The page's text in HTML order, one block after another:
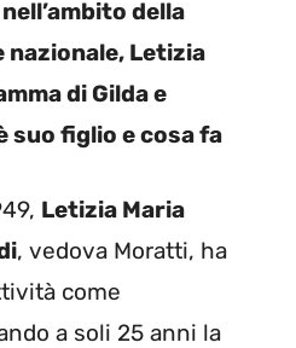
della
nazionale, Letizia
di Gilda e
suo figlio e cosa fa
Letizia Maria
, vedova Moratti, ha
come
a soli 25 anni la